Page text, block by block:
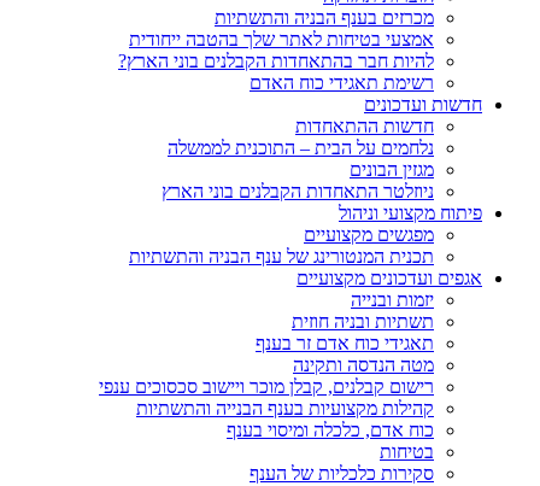
מכרזים בענף הבניה והתשתיות
אמצעי בטיחות לאתר שלך בהטבה ייחודית
להיות חבר בהתאחדות הקבלנים בוני הארץ?
רשימת תאגידי כוח האדם
חדשות ועדכונים
חדשות ההתאחדות
נלחמים על הבית – התוכנית לממשלה
מגזין הבונים
ניוזלטר התאחדות הקבלנים בוני הארץ
פיתוח מקצועי וניהול
מפגשים מקצועיים
תכנית המנטורינג של ענף הבניה והתשתיות
אגפים ועדכונים מקצועיים
יזמות ובנייה
תשתיות ובניה חוזית
תאגידי כוח אדם זר בענף
מטה הנדסה ותקינה
רישום קבלנים, קבלן מוכר ויישוב סכסוכים ענפי
קהילות מקצועיות בענף הבנייה והתשתיות
כוח אדם, כלכלה ומיסוי בענף
בטיחות
סקירות כלכליות של הענף